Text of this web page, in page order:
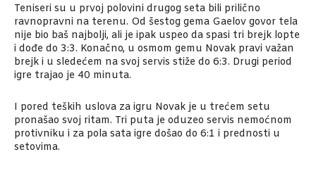
Teniseri su u prvoj polovini drugog seta bili prilično
ravnopravni na terenu. Od šestog gema Gaelov govor tela
nije bio baš najbolji, ali je ipak uspeo da spasi tri brejk lopte
i dođe do 3:3. Konačno, u osmom gemu Novak pravi važan
brejk i u sledećem na svoj servis stiže do 6:3. Drugi period
igre trajao je 40 minuta.
I pored teških uslova za igru Novak je u trećem setu
pronašao svoj ritam. Tri puta je oduzeo servis nemoćnom
protivniku i za pola sata igre došao do 6:1 i prednosti u
setovima.